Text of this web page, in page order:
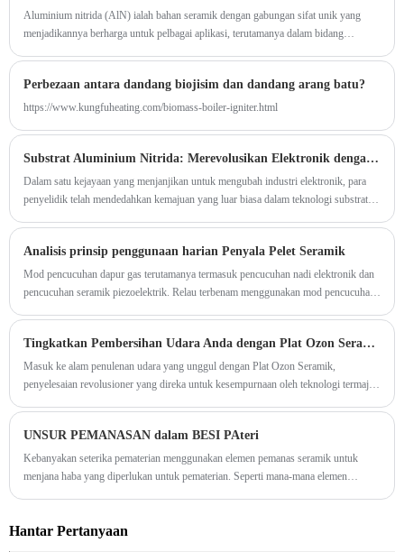
pemanas konvensional. Kebanyakan model
yang dijana untuk tetapan cetakan khusus anda.
Jika anda pernah menggunakan pemanas
konvensional, anda tahu bahawa ia boleh
menghasilkan banyak haba, dan selalunya
membiarkan pencetak dihidupkan sehingga ia
menjadi cukup panas untuk mematikannya
secara manual.
​Aluminium nitrida (AlN) ialah bahan seramik dengan gabungan sifat unik yang
menjadikannya berharga untuk pelbagai aplikasi, terutamanya dalam bidang
Perbezaan antara dandang biojisim dan dandang arang batu?
https://www.kungfuheating.com/biomass-boiler-igniter.html
Substrat Aluminium Nitrida: Merevolusikan Elektronik dengan Prestasi Dipertingkat
Dalam satu kejayaan yang menjanjikan untuk mengubah industri elektronik, para
penyelidik telah mendedahkan kemajuan yang luar biasa dalam teknologi substrat—
penderia termaju dan aplikasi frekuensi tinggi. Dengan kekonduksian terma yang
luar biasa, sifat penebat elektrik dan keserasian dengan bahan semikonduktor,
substrat AlN membuka satu bidang kemungkinan untuk peranti elektronik generasi
Analisis prinsip penggunaan harian Penyala Pelet Seramik
Mod pencucuhan dapur gas terutamanya termasuk pencucuhan nadi elektronik dan
pencucuhan seramik piezoelektrik. Relau terbenam menggunakan mod pencucuhan
Tingkatkan Pembersihan Udara Anda dengan Plat Ozon Seramik
Masuk ke alam penulenan udara yang unggul dengan Plat Ozon Seramik,
penyelesaian revolusioner yang direka untuk kesempurnaan oleh teknologi termaju.
untuk mana-mana persekitaran yang mencari udara bersih dan segar. Dengan
pembinaan termaju dan pengeluaran ozon berkapasiti tinggi, Plat Ozon Seramik
bersedia untuk mentakrifkan semula piawaian penulenan udara.
UNSUR PEMANASAN dalam BESI PAteri
Kebanyakan seterika pematerian menggunakan elemen pemanas seramik untuk
menjana haba yang diperlukan untuk pematerian. Seperti mana-mana elemen
Hantar Pertanyaan